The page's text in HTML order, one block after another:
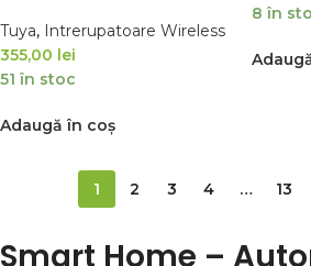
Tuya, Intrerupatoare Wireless
355,00 lei
51 în stoc
Adaugă în coș
8 în
1 2 3 4 … 13
Smart Home –